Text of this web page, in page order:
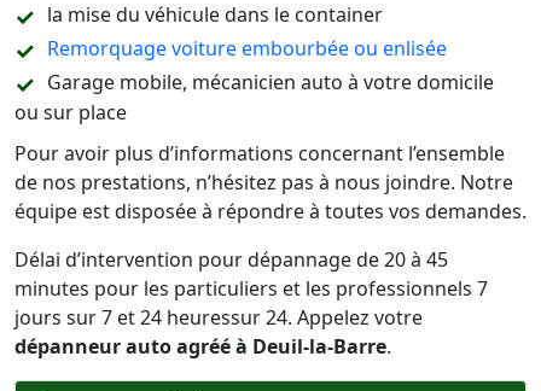
la mise du véhicule dans le container
Remorquage voiture embourbée ou enlisée
Garage mobile, mécanicien auto à votre domicile
ou sur place
Pour avoir plus d’informations concernant l’ensemble
de nos prestations, n’hésitez pas à nous joindre. Notre
équipe est disposée à répondre à toutes vos demandes.
Délai d’intervention pour dépannage de 20 à 45
minutes pour les particuliers et les professionnels 7
jours sur 7 et 24 heuressur 24. Appelez votre
dépanneur auto agréé à Deuil-la-Barre.